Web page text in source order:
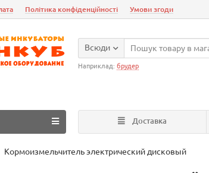
Політика конфіденційності Умови згоди
Всюди
Наприклад: брудер
Доставка
Кормоизмельчитель электрический дисковый